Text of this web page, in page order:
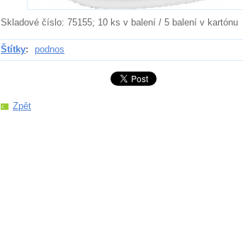
Skladové číslo: 75155; 10 ks v balení / 5 balení v kartónu
Štítky: podnos
Zpět